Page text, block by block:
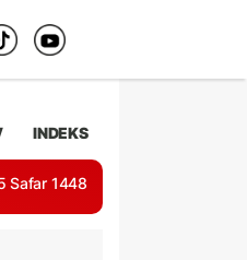
INDEKS
Safar 1448